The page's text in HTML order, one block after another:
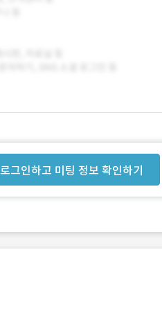
로그인하고 미팅 정보 확인하기